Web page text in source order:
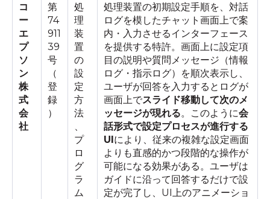
コ
ー
エ
プ
ソ
ン
株
式
会
社
第
74
911
39
号
（
登
録
）
処
理
装
置
の
設
定
方
法
、
プ
ロ
グ
ラ
ム
処理装置の初期設定手順を、対話
ログを模したチャット画面上で案
内・入力させるインターフェース
を提供する特許。画面上に設定項
目の説明や質問メッセージ（情報
ログ・指示ログ）を順次表示し、
ユーザが回答を入力するとログが
画面上でスライド移動して次のメ
ッセージが現れる。このように会
話形式で設定プロセスが進行する
UIにより、従来の複雑な設定画面
よりも直感的かつ段階的な操作が
可能になる効果がある。ユーザは
ガイドに沿って回答するだけで設
定が完了し、UI上のアニメーショ